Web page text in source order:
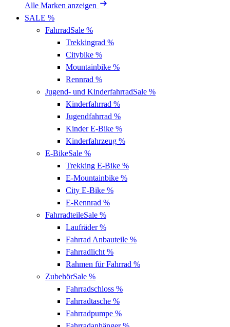
Alle Marken anzeigen
SALE %
FahrradSale %
Trekkingrad %
Citybike %
Mountainbike %
Rennrad %
Jugend- und KinderfahrradSale %
Kinderfahrrad %
Jugendfahrrad %
Kinder E-Bike %
Kinderfahrzeug %
E-BikeSale %
Trekking E-Bike %
E-Mountainbike %
City E-Bike %
E-Rennrad %
FahrradteileSale %
Laufräder%
Fahrrad Anbauteile %
Fahrradlicht %
Rahmen für Fahrrad %
ZubehörSale %
Fahrradschloss %
Fahrradtasche %
Fahrradpumpe %